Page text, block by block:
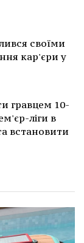
своїми
кар'єри у
гравцем 10-
ліги в
встановити